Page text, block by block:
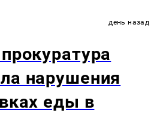
день назад
нарушения
еды в